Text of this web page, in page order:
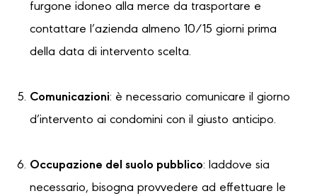
furgone idoneo alla merce da trasportare e
contattare l’azienda almeno 10/15 giorni prima
della data di intervento scelta.
Comunicazioni: è necessario comunicare il giorno
d’intervento ai condomini con il giusto anticipo.
Occupazione del suolo pubblico: laddove sia
necessario, bisogna provvedere ad effettuare le